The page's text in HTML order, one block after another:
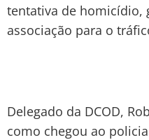
tentativa de homicídio,
associação para o
Delegado da DCOD,
como chegou ao